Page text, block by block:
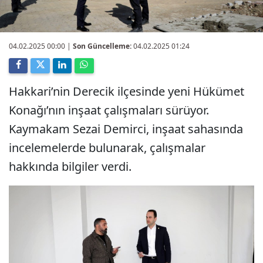
04.02.2025 00:00 | Son Güncelleme:04.02.2025 01:24
Hakkari’nin Derecik ilçesinde yeni Hükümet
Konağı’nın inşaat çalışmaları sürüyor.
Kaymakam Sezai Demirci, inşaat sahasında
incelemelerde bulunarak, çalışmalar
hakkında bilgiler verdi.